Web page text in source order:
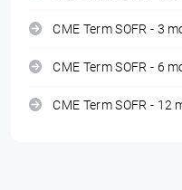
CME Term SOFR - 3
CME Term SOFR - 6
CME Term SOFR - 12